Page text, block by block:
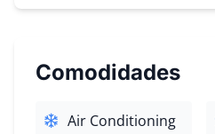
Comodidades
Air Conditioning